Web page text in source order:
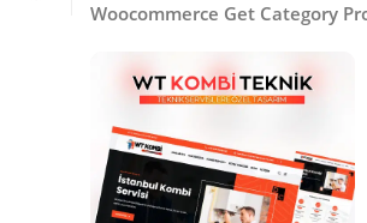
Woocommerce Get Category